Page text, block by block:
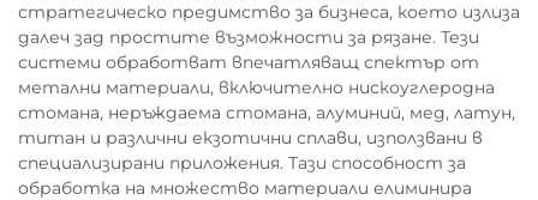
стратегическо предимство за бизнеса, което излиза
далеч зад простите възможности за рязане. Тези
системи обработват впечатляващ спектър от
метални материали, включително нискоуглеродна
стомана, неръждаема стомана, алуминий, мед, латун,
титан и различни екзотични сплави, използвани в
специализирани приложения. Тази способност за
обработка на множество материали елиминира